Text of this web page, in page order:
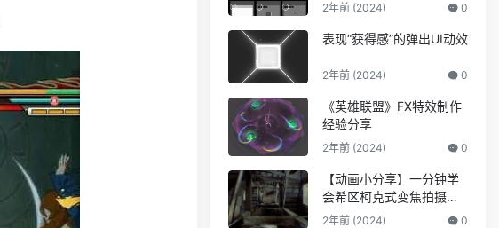
2年前 (2024) 0
表现“获得感”的弹出UI动效
2年前 (2024) 0
《英雄联盟》FX特效制作
经验分享
2年前 (2024) 0
【动画小分享】一分钟学
会希区柯克式变焦拍摄手
法！
2年前 (2024) 0